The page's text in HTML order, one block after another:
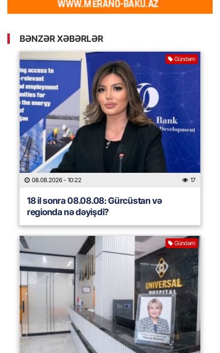
BƏNZƏR XƏBƏRLƏR
Gündəm
08.08.2026 - 10:22 17
18 il sonra 08.08.08: Gürcüstan və
regionda nə dəyişdi?
Gündəm